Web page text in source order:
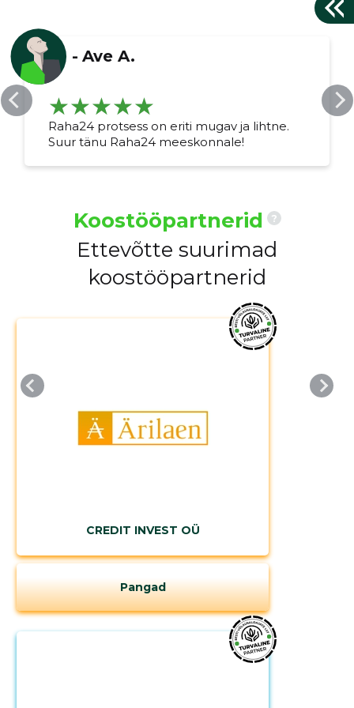
- Ave A.
Raha24 protsess on eriti mugav ja lihtne.
Suur tänu Raha24 meeskonnale!
Koostööpartnerid ?
Ettevõtte suurimad
koostööpartnerid
CREDIT INVEST OÜ
Pangad